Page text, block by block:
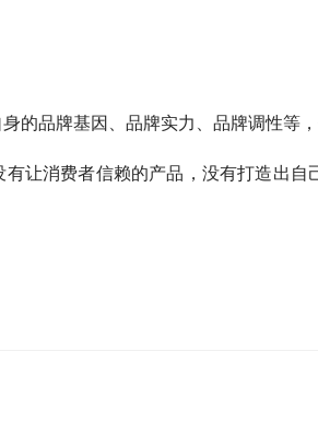
的品牌基因、品牌实力、品牌调性等，
让消费者信赖的产品，没有打造出自